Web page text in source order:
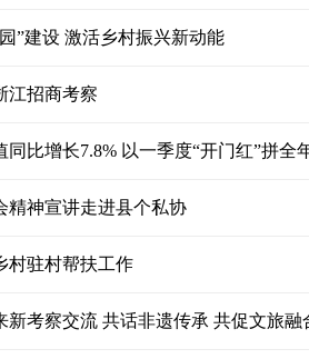
”建设 激活乡村振兴新动能
江招商考察
比增长7.8% 以一季度“开门红”拼全
精神宣讲走进县个私协
村驻村帮扶工作
新考察交流 共话非遗传承 共促文旅融